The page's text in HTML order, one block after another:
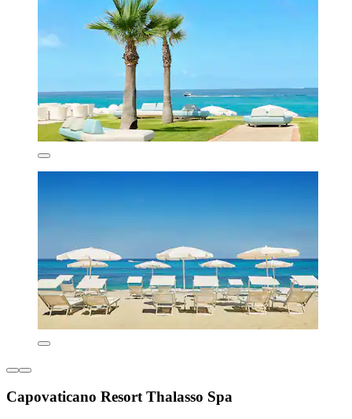
Capovaticano Resort Thalasso Spa